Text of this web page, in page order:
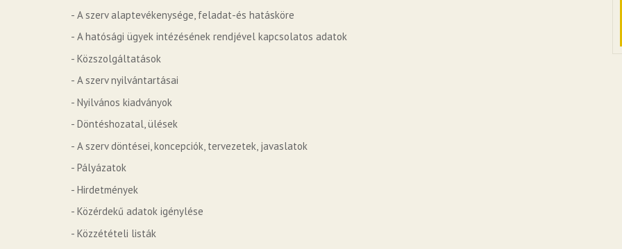
- A szerv alaptevékenysége, feladat-és hatásköre
- A hatósági ügyek intézésének rendjével kapcsolatos adatok
- Közszolgáltatások
- A szerv nyilvántartásai
- Nyilvános kiadványok
- Döntéshozatal, ülések
- A szerv döntései, koncepciók, tervezetek, javaslatok
- Pályázatok
- Hirdetmények
- Közérdekű adatok igénylése
- Közzétételi listák